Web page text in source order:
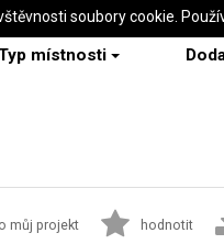
místnosti
můj projekt hodnotit
soubory cookie.